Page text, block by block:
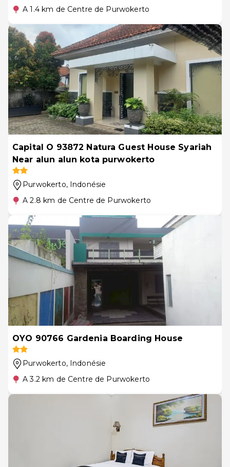
A 1.4 km de Centre de Purwokerto
Capital O 93872 Natura Guest House Syariah
Near alun alun kota purwokerto
Purwokerto, Indonésie
A 2.8 km de Centre de Purwokerto
OYO 90766 Gardenia Boarding House
Purwokerto, Indonésie
A 3.2 km de Centre de Purwokerto